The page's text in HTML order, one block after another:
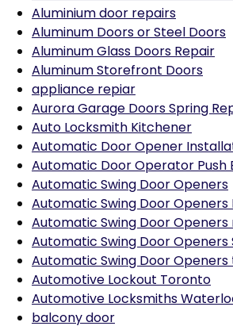
Aluminium door repairs
Aluminum Doors or Steel Doors
Aluminum Glass Doors Repair
Aluminum Storefront Doors
appliance repiar
Aurora Garage Doors Spring
Auto Locksmith Kitchener
Automatic Door Opener
Automatic Door Operator Push
Automatic Swing Door Openers
Automatic Swing Door
Automatic Swing Door Openers
Automatic Swing Door
Automatic Swing Door
Automotive Lockout Toronto
Automotive Locksmiths
balcony door